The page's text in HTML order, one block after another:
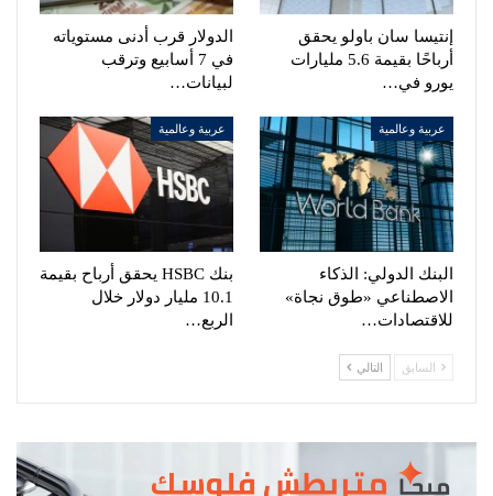
إنتيسا سان باولو يحقق
أرباحًا بقيمة 5.6 مليارات
يورو في…
الدولار قرب أدنى مستوياته
في 7 أسابيع وترقب
لبيانات…
عربية وعالمية
البنك الدولي: الذكاء
الاصطناعي «طوق نجاة»
للاقتصادات…
عربية وعالمية
بنك HSBC يحقق أرباح بقيمة
10.1 مليار دولار خلال
الربع…
السابق التالي